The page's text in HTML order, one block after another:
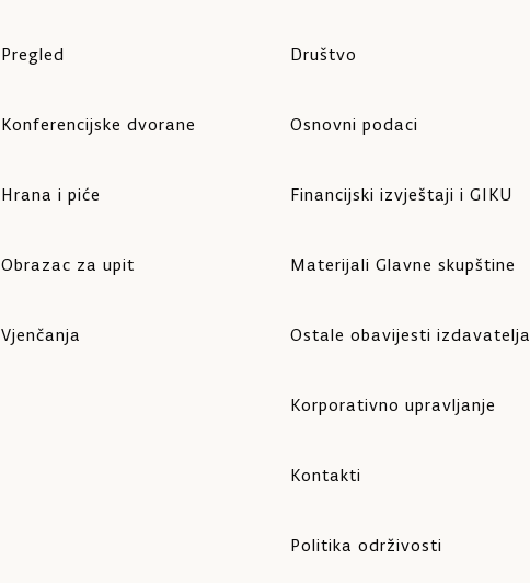
Pregled
Konferencijske dvorane
Hrana i piće
Obrazac za upit
Vjenčanja
Društvo
Osnovni podaci
Financijski izvještaji i GIKU
Materijali Glavne skupštine
Ostale obavijesti izdavatelja
Korporativno upravljanje
Kontakti
Politika održivosti